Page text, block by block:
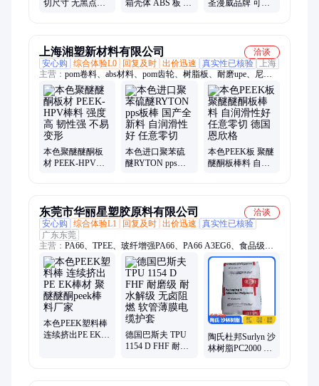
切尺寸 无黑点无
箱壳体 ABS 板 材
圣漫威品牌 可改
上海湘塑新材料有限公司
洽谈
安心购
综合体验L0 回复及时 出价迅速 真实性已核验
上海
主营： pom卷料、abs材料、pom齿轮、树脂板、耐磨upe、尼龙
板、玻纤板、upe棒材、绝缘板、酚醛板、密封圈、塑钢板、聚
酰胺、pom板材、pps板材、peek-1000、板雕刻、胶木板、白色
pom、pom垫片、俊pet板、导电pom、聚丙烯、pet螺杆、upe圆棒
本色聚醚醚酮板
材 PEEK-HPV棒
本色进口聚苯硫
醚RYTON pps板
本色PEEK板 聚醚
醚酮板棒料 自润
东莞市华丽星塑胶原料有限公司
洽谈
安心购
综合体验L1 回复及时 出价迅速
真实性已核验
广东东莞
主营： PA66、TPEE、玻纤增强PA66、PA66 A3EG6、食品级
PA66、耐低温PA66、pa66加纤、PA66阻燃加纤、PPSU、PPS
粉、EVA粉末、PA66 FR50、PPA、EVA、PET、LCP、POM、
PA6T、高温尼龙、PC ABS、PPS、PA9T、PA46、抗紫外线TPU
本色PEEK塑料棒
连续挤出PE EK棒
德国巴斯夫 TPU
1154 D FHF 耐磨
陶氏杜邦Surlyn 沙
林树脂PC2000 香